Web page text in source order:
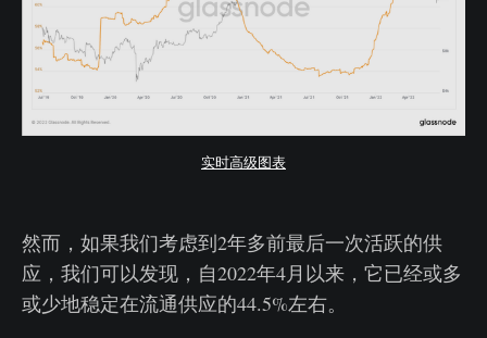
实时高级图表
然而，如果我们考虑到2年多前最后一次活跃的供
应，我们可以发现，自2022年4月以来，它已经或多
或少地稳定在流通供应的44.5%左右。